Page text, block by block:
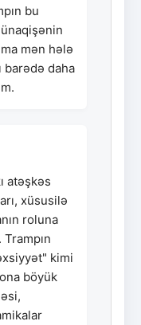
bu
mən hələ
barədə daha
atəşkəs
xüsusilə
roluna
kimi
böyük